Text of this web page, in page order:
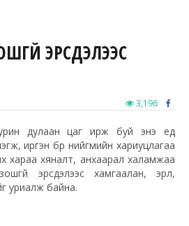
ЭРСДЭЛЭЭС
3,196
дулаан цаг ирж буй энэ үед
иргэн бүр нийгмийн хариуцлагаа
хараа хяналт, анхаарал халамжаа
эрсдэлээс хамгаалан, эрүүл,
уриалж байна.